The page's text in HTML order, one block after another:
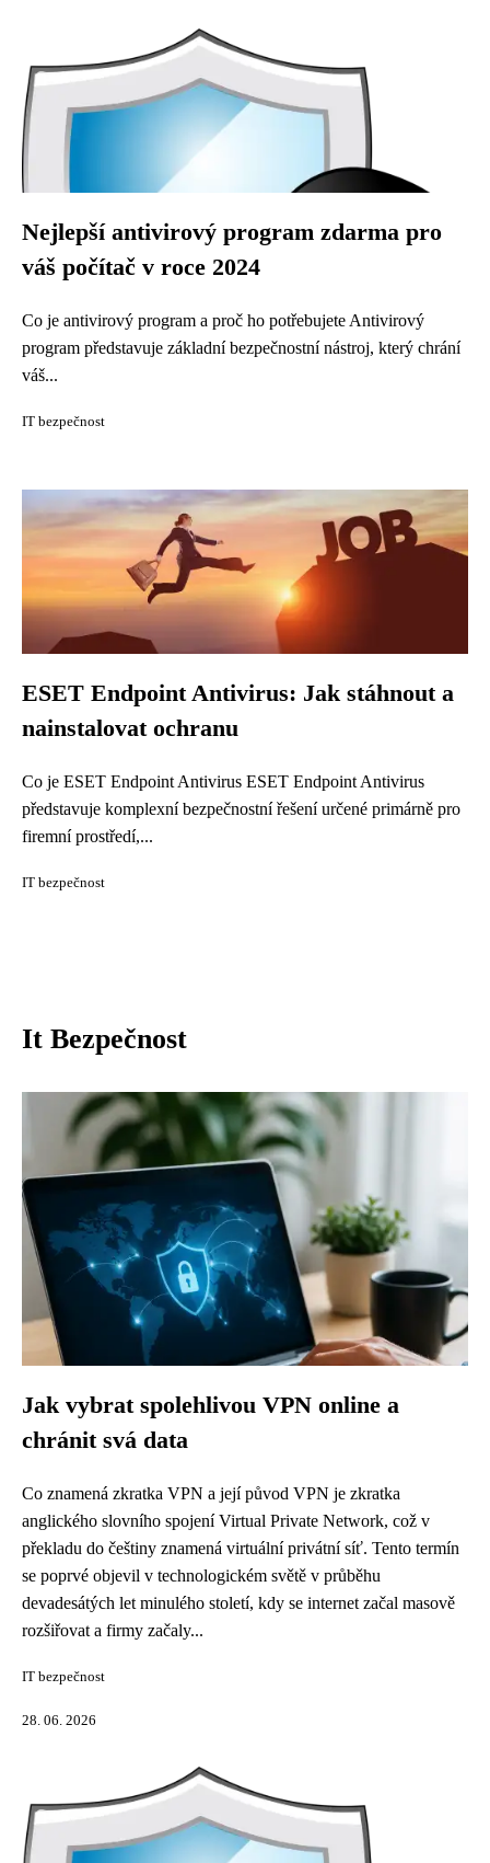
Nejlepší antivirový program zdarma pro
váš počítač v roce 2024
Co je antivirový program a proč ho potřebujete Antivirový
program představuje základní bezpečnostní nástroj, který chrání
váš...
IT bezpečnost
ESET Endpoint Antivirus: Jak stáhnout a
nainstalovat ochranu
Co je ESET Endpoint Antivirus ESET Endpoint Antivirus
představuje komplexní bezpečnostní řešení určené primárně pro
firemní prostředí,...
IT bezpečnost
It Bezpečnost
Jak vybrat spolehlivou VPN online a
chránit svá data
Co znamená zkratka VPN a její původ VPN je zkratka
anglického slovního spojení Virtual Private Network, což v
překladu do češtiny znamená virtuální privátní síť. Tento termín
se poprvé objevil v technologickém světě v průběhu
devadesátých let minulého století, kdy se internet začal masově
rozšiřovat a firmy začaly...
IT bezpečnost
28. 06. 2026